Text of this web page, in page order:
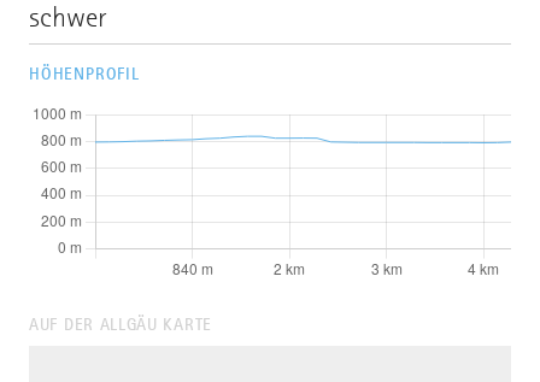
schwer
HÖHENPROFIL
AUF DER ALLGÄU KARTE